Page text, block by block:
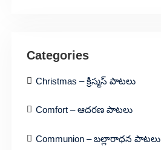
Categories
Christmas – క్రిస్మస్ పాటలు
Comfort – ఆదరణ పాటలు
Communion – బల్లారాధన పాటలు